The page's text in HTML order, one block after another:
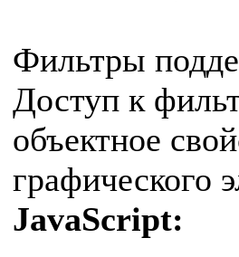
Фильтры
Доступ к
объектное
графического
JavaScript: